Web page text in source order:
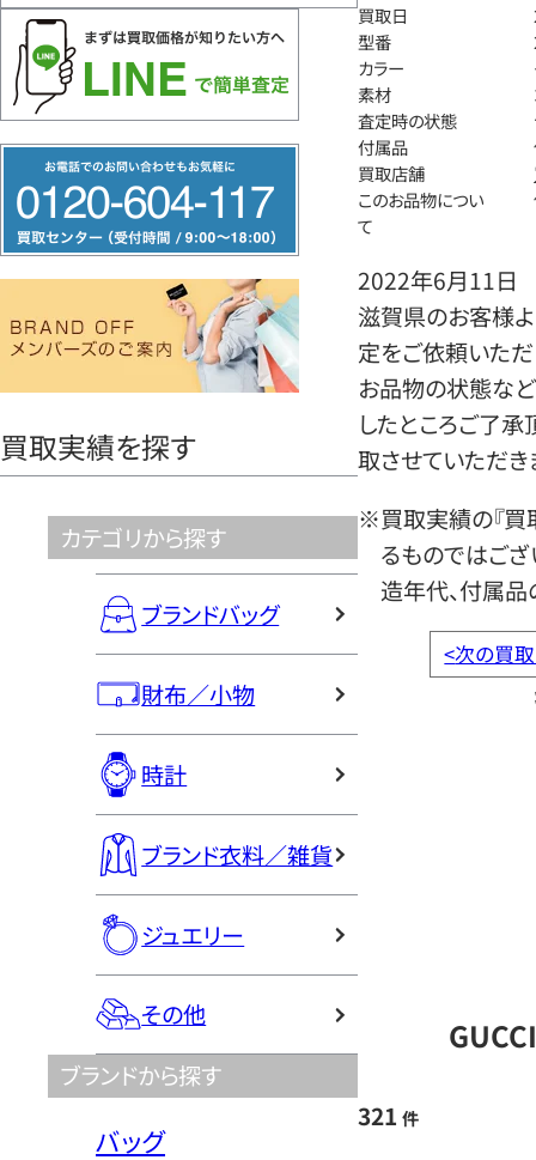
リ
ー
ヤ
買取実績を探す
カテゴリから探す
ブランドバッグ
財布／小物
時計
ブランド衣料／雑貨
ジュエリー
その他
ブランドから探す
バッグ
買取日
型番
カラー
素材
査定時の状態
付属品
買取店舗
このお品物につい
て
2022年6月11日
滋賀県のお客様よ
定をご依頼いただ
お品物の状態など
したところご了
取させていただき
※買取実績の『買
るものではござ
造年代、付属品
<次の買
321 件